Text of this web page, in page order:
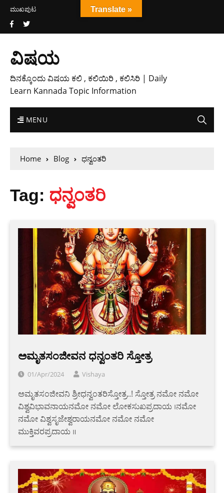
ಮುಖಪುಟ
ವಿಷಯ
ದಿನಕ್ಕೊಂದು ವಿಷಯ ಕಲಿ , ಕಲಿಯಿರಿ , ಕಲಿಸಿರಿ | Daily
Learn Kannada Topic Information
MENU
Home Blog ಧನ್ವಂತರಿ
Tag: ಧನ್ವಂತರಿ
ಅಮೃತಸಂಜೀವನ ಧನ್ವಂತರಿ ಸ್ತೋತ್ರ
01/Apr/2024 Vishaya
ಅಮೃತಸಂಜೀವನಿ ಶ್ರೀಧನ್ವಂತರಿಸ್ತೋತ್ರ..! ಸ್ತೋತ್ರ ನಮೋ ನಮೋ
ವಿಶ್ವವಿಭಾವನಾಯನಮೋ ನಮೋ ಲೋಕಸುಖಪ್ರದಾಯ ।ನಮೋ
ನಮೋ ವಿಶ್ವಸೃಜೇಶ್ವರಾಯನಮೋ ನಮೋ ನಮೋ
ಮುಕ್ತಿವರಪ್ರದಾಯ ॥
Translate »